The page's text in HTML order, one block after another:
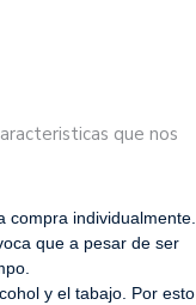
que nos
compra individualmente.
que a pesar de ser
y el tabajo. Por esto